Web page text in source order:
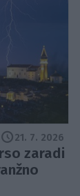
21. 7. 2026
zaradi